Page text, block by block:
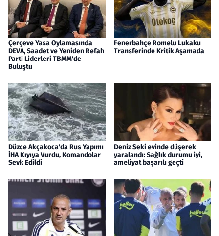
Çerçeve Yasa Oylamasında
DEVA, Saadet ve Yeniden Refah
Parti Liderleri TBMM'de
Buluştu
Fenerbahçe Romelu Lukaku
Transferinde Kritik Aşamada
Düzce Akçakoca'da Rus Yapımı
İHA Kıyıya Vurdu, Komandolar
Sevk Edildi
Deniz Seki evinde düşerek
yaralandı: Sağlık durumu iyi,
ameliyat başarılı geçti